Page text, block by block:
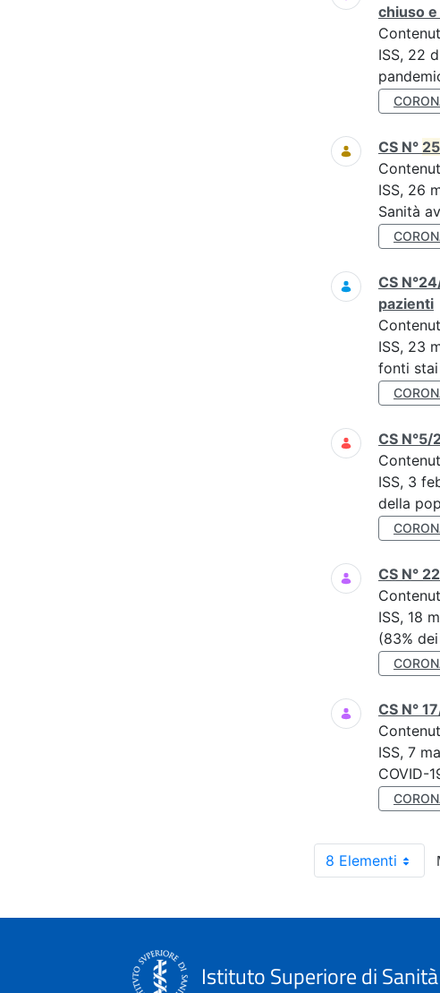
chiuso
ISS, 22
CS N° 25
ISS, 26
Sanità
CS
pazienti
ISS, 23
fonti stai
CS N°5/
ISS, 3
della
CS N°
ISS, 18
(83%
CS N°
ISS, 7
COVID-
8 Elementi
Istituto Superiore di Sanità